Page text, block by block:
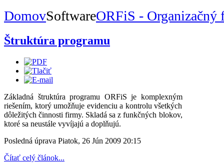
DomovSoftwareORFiS - Organizačný
Štruktúra programu
Základná štruktúra programu ORFiS je komplexným
riešením, ktorý umožňuje evidenciu a kontrolu všetkých
dôležitých činnosti firmy. Skladá sa z funkčných blokov,
ktoré sa neustále vyvíjajú a doplňujú.
Posledná úprava Piatok, 26 Jún 2009 20:15
Čítať celý článok...